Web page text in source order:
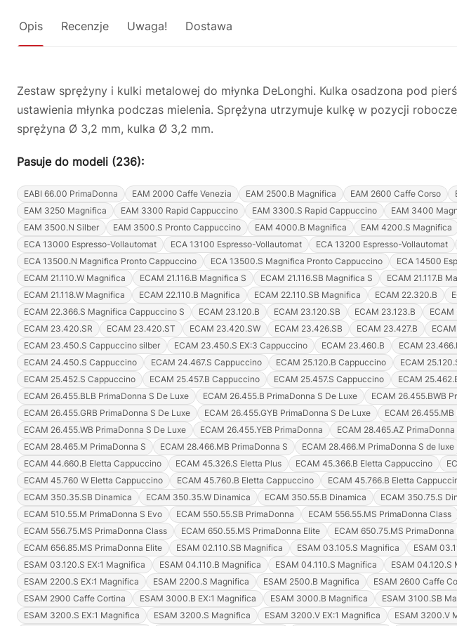
Opis Recenzje Uwaga! Dostawa
Zestaw sprężyny i kulki metalowej do młynka DeLonghi. Kulka osadzona pod
ustawienia młynka podczas mielenia. Sprężyna utrzymuje kulkę w pozycji
sprężyna Ø 3,2 mm, kulka Ø 3,2 mm.
Pasuje do modeli (236):
EABI 66.00 PrimaDonna EAM 2000 Caffe Venezia EAM 2500.B Magnifica EAM 2600 Caffe Corso
EAM 3250 Magnifica
EAM 3300 Rapid Cappuccino EAM 3300.S Rapid Cappuccino EAM 3400
EAM 3500.N Silber
EAM 3500.S Pronto Cappuccino EAM 4000.B Magnifica EAM 4200.S Magnifica
ECA 13000 Espresso-Vollautomat
ECA 13100 Espresso-Vollautomat ECA 13200 Espresso-Vollautomat
ECA 13500.N Magnifica Pronto Cappuccino
ECA 13500.S Magnifica Pronto Cappuccino ECA 14500
ECAM 21.110.W Magnifica
ECAM 21.116.B Magnifica S ECAM 21.116.SB Magnifica S ECAM 21.117.B
ECAM 21.118.W Magnifica
ECAM 22.110.B Magnifica ECAM 22.110.SB Magnifica ECAM 22.320.B
ECAM 22.366.S Magnifica Cappuccino S
ECAM 23.120.B ECAM 23.120.SB ECAM 23.123.B ECAM
ECAM 23.420.SR
ECAM 23.420.ST ECAM 23.420.SW ECAM 23.426.SB ECAM 23.427.B
ECAM 23.450.S Cappuccino silber
ECAM 23.450.S EX:3 Cappuccino ECAM 23.460.B ECAM
ECAM 24.450.S Cappuccino
ECAM 24.467.S Cappuccino ECAM 25.120.B Cappuccino ECAM
ECAM 25.452.S Cappuccino
ECAM 25.457.B Cappuccino ECAM 25.457.S Cappuccino ECAM
ECAM 26.455.BLB PrimaDonna S De Luxe
ECAM 26.455.B PrimaDonna S De Luxe ECAM 26.455.BWB
ECAM 26.455.GRB PrimaDonna S De Luxe
ECAM 26.455.GYB PrimaDonna S De Luxe ECAM
ECAM 26.455.WB PrimaDonna S De Luxe
ECAM 26.455.YEB PrimaDonna ECAM 28.465.AZ
ECAM 28.465.M PrimaDonna S
ECAM 28.466.MB PrimaDonna S ECAM 28.466.M PrimaDonna S de luxe
ECAM 44.660.B Eletta Cappuccino
ECAM 45.326.S Eletta Plus ECAM 45.366.B Eletta Cappuccino
ECAM 45.760 W Eletta Cappuccino
ECAM 45.760.B Eletta Cappuccino ECAM 45.766.B Eletta
ECAM 350.35.SB Dinamica
ECAM 350.35.W Dinamica ECAM 350.55.B Dinamica ECAM 350.75.S
ECAM 510.55.M PrimaDonna S Evo
ECAM 550.55.SB PrimaDonna ECAM 556.55.MS PrimaDonna Class
ECAM 556.75.MS PrimaDonna Class
ECAM 650.55.MS PrimaDonna Elite ECAM 650.75.MS PrimaDonna
ECAM 656.85.MS PrimaDonna Elite
ESAM 02.110.SB Magnifica ESAM 03.105.S Magnifica ESAM
ESAM 03.120.S EX:1 Magnifica
ESAM 04.110.B Magnifica ESAM 04.110.S Magnifica ESAM 04.120.S
ESAM 2200.S EX:1 Magnifica
ESAM 2200.S Magnifica ESAM 2500.B Magnifica ESAM 2600 Caffe
ESAM 2900 Caffe Cortina
ESAM 3000.B EX:1 Magnifica ESAM 3000.B Magnifica ESAM 3100.SB
ESAM 3200.S EX:1 Magnifica
ESAM 3200.S Magnifica ESAM 3200.V EX:1 Magnifica ESAM 3200.V